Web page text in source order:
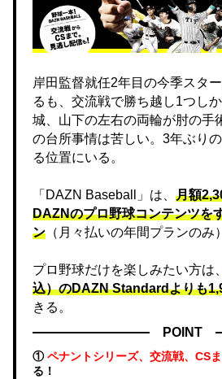
岸田監督就任2年目の今季スタ
るも、交流戦で勝ち越し1つし
城、山下の左右の両輪が肘の手
の台所事情は苦しい。3年ぶり
る位置にいる。
「DAZN Baseball」は、 月額
DAZNのプロ野球コンテンツを
ン （月々払いの年間プランのみ
プロ野球だけを楽しみたい方は、
込）のDAZN Standard​よりも
きる。
POINT
①ペナントシリーズ、交流戦、CS
る！